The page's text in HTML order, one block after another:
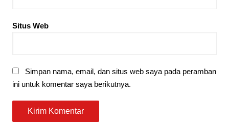
Situs Web
Simpan nama, email, dan situs web saya pada peramban
ini untuk komentar saya berikutnya.